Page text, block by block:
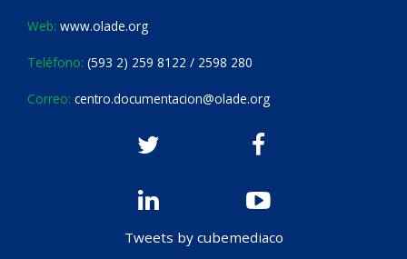
Web: www.olade.org
Teléfono: (593 2) 259 8122 / 2598 280
Correo: centro.documentacion@olade.org
Tweets by cubemediaco